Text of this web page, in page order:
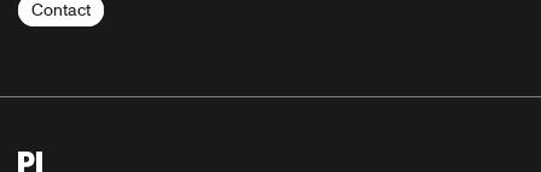
Contact